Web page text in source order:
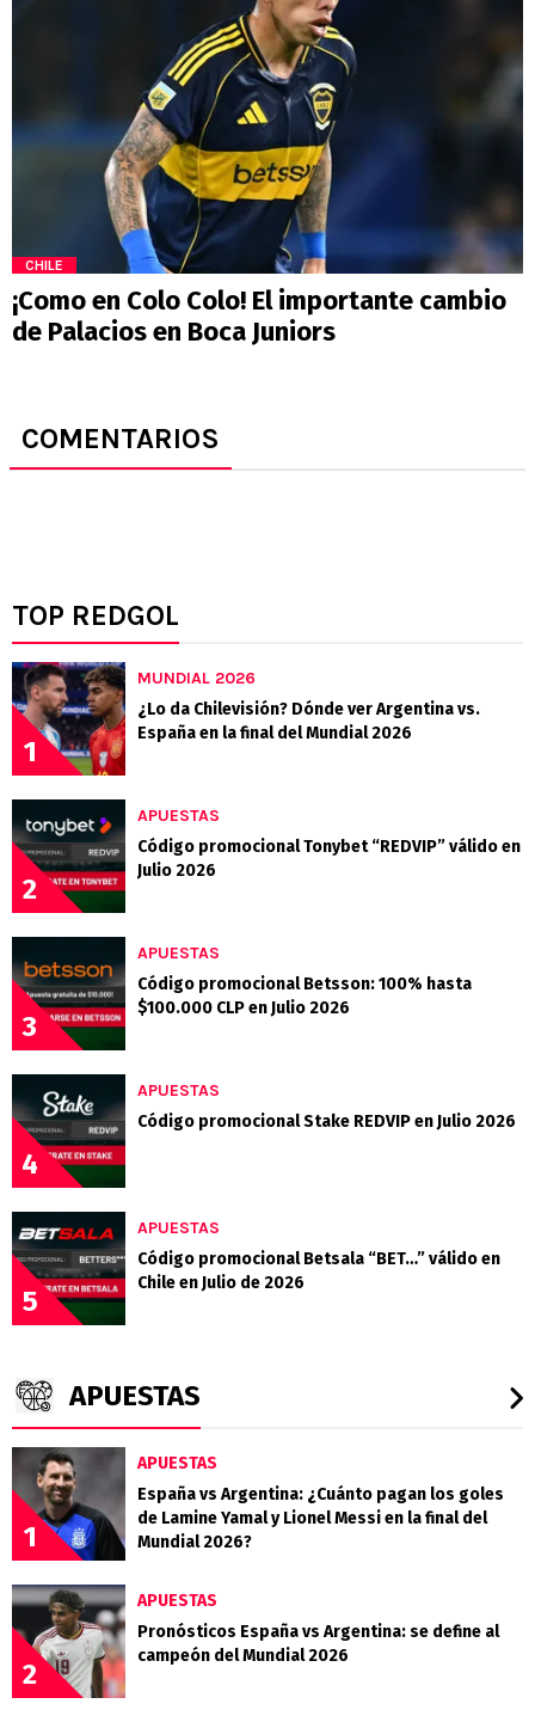
CHILE
¡Como en Colo Colo! El importante cambio
de Palacios en Boca Juniors
COMENTARIOS
TOP REDGOL
1
MUNDIAL 2026
¿Lo da Chilevisión? Dónde ver Argentina vs.
España en la final del Mundial 2026
2
APUESTAS
Código promocional Tonybet “REDVIP” válido en
Julio 2026
3
APUESTAS
Código promocional Betsson: 100% hasta
$100.000 CLP en Julio 2026
4
APUESTAS
Código promocional Stake REDVIP en Julio 2026
5
APUESTAS
Código promocional Betsala “BET…” válido en
Chile en Julio de 2026
APUESTAS
1
APUESTAS
España vs Argentina: ¿Cuánto pagan los goles
de Lamine Yamal y Lionel Messi en la final del
Mundial 2026?
2
APUESTAS
Pronósticos España vs Argentina: se define al
campeón del Mundial 2026